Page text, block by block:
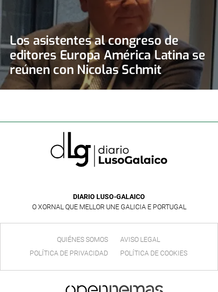
Los asistentes al congreso de
editores Europa América Latina se
reúnen con Nicolas Schmit
DIARIO LUSO-GALAICO
O XORNAL QUE MELLOR UNE GALICIA E PORTUGAL
QUIÉNES SOMOS
AVISO LEGAL
POLÍTICA DE PRIVACIDAD
POLÍTICA DE COOKIES